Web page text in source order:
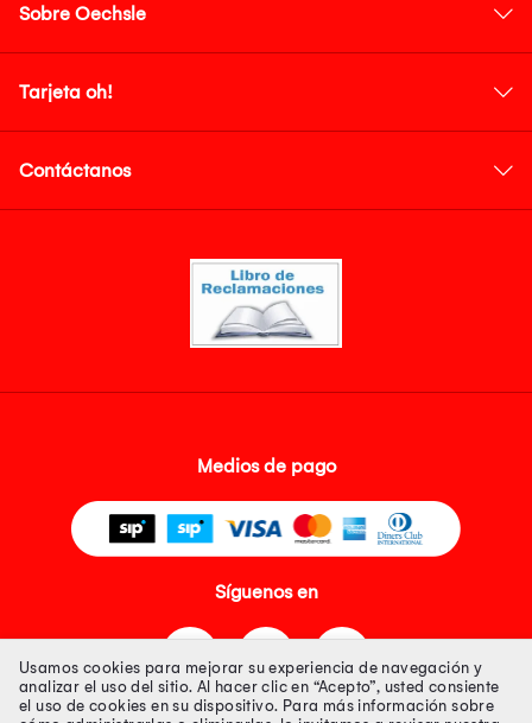
Sobre Oechsle
Tarjeta oh!
Contáctanos
Medios de pago
Síguenos en
Usamos cookies para mejorar su experiencia de navegación y
analizar el uso del sitio. Al hacer clic en “Acepto”, usted consiente
el uso de cookies en su dispositivo. Para más información sobre